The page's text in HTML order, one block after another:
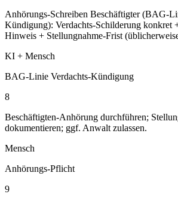
Anhörungs-Schreiben Beschäftigter (BAG-
Kündigung): Verdachts-Schilderung konkret
Hinweis + Stellungnahme-Frist
KI + Mensch
BAG-Linie Verdachts-Kündigung
8
Beschäftigten-Anhörung durchführen;
dokumentieren; ggf. Anwalt zulassen.
Mensch
Anhörungs-Pflicht
9